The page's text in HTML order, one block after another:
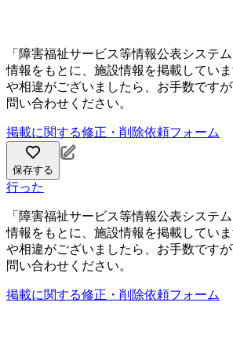
「障害福祉サービス等情報公表システ
情報をもとに、施設情報を掲載してい
や相違がございましたら、お手数です
問い合わせください。
掲載に関する修正・削除依頼フォーム
保存する
行った
「障害福祉サービス等情報公表システ
情報をもとに、施設情報を掲載してい
や相違がございましたら、お手数です
問い合わせください。
掲載に関する修正・削除依頼フォーム